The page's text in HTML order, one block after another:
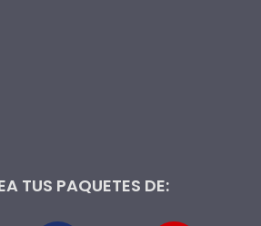
TUS PAQUETES DE: